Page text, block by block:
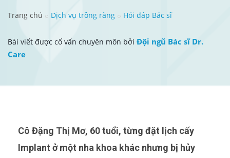
Trang chủ Dịch vụ trồng răng Hỏi đáp Bác sĩ
Bài viết được cố vấn chuyên môn bởi Đội ngũ Bác sĩ Dr.
Care
Cô Đặng Thị Mơ, 60 tuổi, từng đặt lịch cấy
Implant ở một nha khoa khác nhưng bị hủy